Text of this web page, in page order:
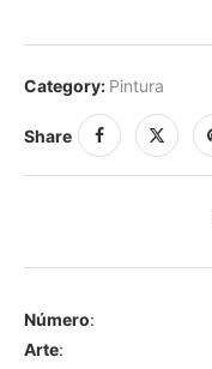
Category: Pintura
Share
Número:
Arte: